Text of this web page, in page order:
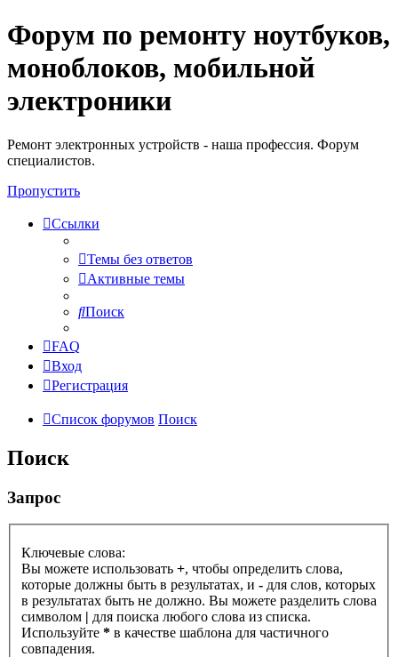
Регистрация
Форум по ремонту ноутбуков,
моноблоков, мобильной
электроники
Ремонт электронных устройств - наша профессия. Форум
специалистов.
Пропустить
Ссылки
Темы без ответов
Активные темы
Поиск
FAQ
Вход
Регистрация
Список форумов Поиск
Поиск
Запрос
Ключевые слова:
Вы можете использовать +, чтобы определить слова,
которые должны быть в результатах, и - для слов, которых
в результатах быть не должно. Вы можете разделить слова
символом | для поиска любого слова из списка.
Используйте * в качестве шаблона для частичного
совпадения.